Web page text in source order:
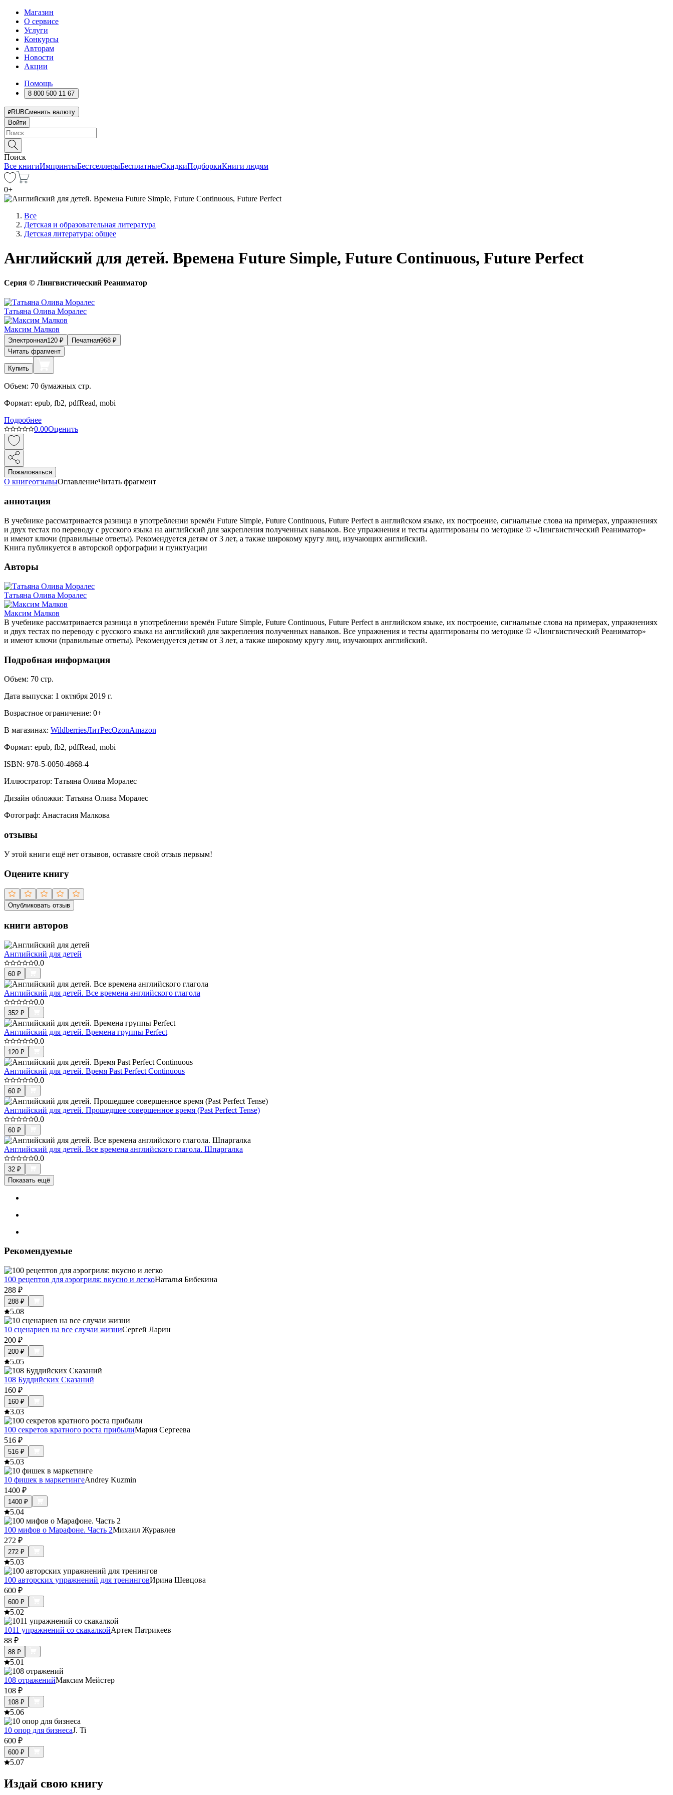
Магазин
О сервисе
Услуги
Конкурсы
Авторам
Новости
Акции
Помощь
8 800 500 11 67
RUBСменить валюту
Войти
Поиск
Все книгиИмпринтыБестселлерыБесплатныеСкидкиПодборкиКниги людям
0+
Все
Детская и образовательная литература
Детская литература: общее
Английский для детей. Времена Future Simple, Future Continuous, Future Perfect
Серия © Лингвистический Реаниматор
Татьяна Олива Моралес
Максим Малков
Электронная120 ₽ Печатная968 ₽
Читать фрагмент
Купить
Объем: 70 бумажных стр.
Формат: epub, fb2, pdfRead, mobi
Подробнее
0.00Оценить
Пожаловаться
О книгеотзывыОглавлениеЧитать фрагмент
аннотация
В учебнике рассматривается разница в употреблении времён Future Simple, Future Continuous, Future Perfect в английском языке, их построение, сигнальные слова на примерах, упражнениях
и двух тестах по переводу с русского языка на английский для закрепления полученных навыков. Все упражнения и тесты адаптированы по методике © «Лингвистический Реаниматор»
и имеют ключи (правильные ответы). Рекомендуется детям от 3 лет, а также широкому кругу лиц, изучающих английский.
Книга публикуется в авторской орфографии и пунктуации
Авторы
Татьяна Олива Моралес
Максим Малков
В учебнике рассматривается разница в употреблении времён Future Simple, Future Continuous, Future Perfect в английском языке, их построение, сигнальные слова на примерах, упражнениях
и двух тестах по переводу с русского языка на английский для закрепления полученных навыков. Все упражнения и тесты адаптированы по методике © «Лингвистический Реаниматор»
и имеют ключи (правильные ответы). Рекомендуется детям от 3 лет, а также широкому кругу лиц, изучающих английский.
Подробная информация
Объем: 70 стр.
Дата выпуска: 1 октября 2019 г.
Возрастное ограничение: 0+
В магазинах: WildberriesЛитРесOzonAmazon
Формат: epub, fb2, pdfRead, mobi
ISBN: 978-5-0050-4868-4
Иллюстратор: Татьяна Олива Моралес
Дизайн обложки: Татьяна Олива Моралес
Фотограф: Анастасия Малкова
отзывы
У этой книги ещё нет отзывов, оставьте свой отзыв первым!
Оцените книгу
Опубликовать отзыв
книги авторов
Английский для детей
0.0
60 ₽
Английский для детей. Все времена английского глагола
0.0
352 ₽
Английский для детей. Времена группы Perfect
0.0
120 ₽
Английский для детей. Время Past Perfect Continuous
0.0
60 ₽
Английский для детей. Прошедшее совершенное время (Past Perfect Tense)
0.0
60 ₽
Английский для детей. Все времена английского глагола. Шпаргалка
0.0
32 ₽
Показать ещё
Рекомендуемые
100 рецептов для аэрогриля: вкусно и легкоНаталья Бибекина
288 ₽
288 ₽
5.08
10 сценариев на все случаи жизниСергей Ларин
200 ₽
200 ₽
5.05
108 Буддийских Сказаний
160 ₽
160 ₽
3.03
100 секретов кратного роста прибылиМария Сергеева
516 ₽
516 ₽
5.03
10 фишек в маркетингеAndrey Kuzmin
1400 ₽
1400 ₽
5.04
100 мифов о Марафоне. Часть 2Михаил Журавлев
272 ₽
272 ₽
5.03
100 авторских упражнений для тренинговИрина Шевцова
600 ₽
600 ₽
5.02
1011 упражнений со скакалкойАртем Патрикеев
88 ₽
88 ₽
5.01
108 отраженийМаксим Мейстер
108 ₽
108 ₽
5.06
10 опор для бизнесаJ. Ti
600 ₽
600 ₽
5.07
Издай свою книгу